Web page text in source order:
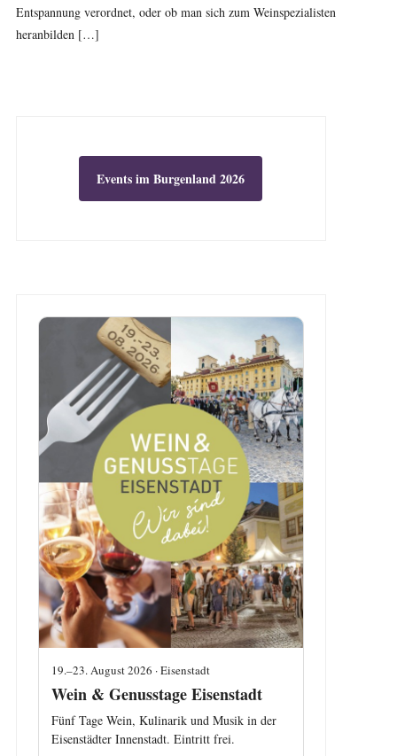
Entspannung verordnet, oder ob man sich zum Weinspezialisten
heranbilden […]
Events im Burgenland 2026
19.–23. August 2026 · Eisenstadt
Wein & Genusstage Eisenstadt
Fünf Tage Wein, Kulinarik und Musik in der
Eisenstädter Innenstadt. Eintritt frei.